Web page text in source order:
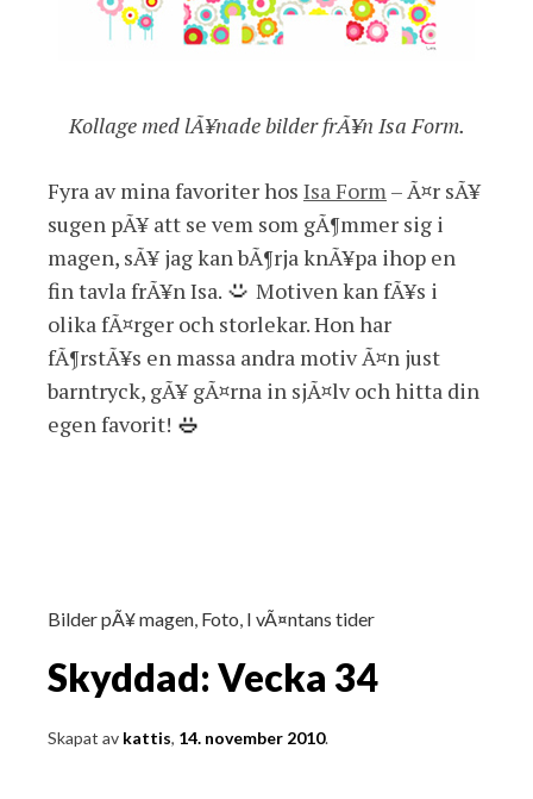
Kollage med lÃ¥nade bilder frÃ¥n Isa Form.
Fyra av mina favoriter hos Isa Form – Ã¤r sÃ¥
sugen pÃ¥ att se vem som gÃ¶mmer sig i
magen, sÃ¥ jag kan bÃ¶rja knÃ¥pa ihop en
fin tavla frÃ¥n Isa.
Motiven kan fÃ¥s i
olika fÃ¤rger och storlekar. Hon har
fÃ¶rstÃ¥s en massa andra motiv Ã¤n just
barntryck, gÃ¥ gÃ¤rna in sjÃ¤lv och hitta din
egen favorit!
Bilder pÃ¥ magen Foto I vÃ¤ntans tider
Skyddad: Vecka 34
Skapat av kattis, 14. november 2010.